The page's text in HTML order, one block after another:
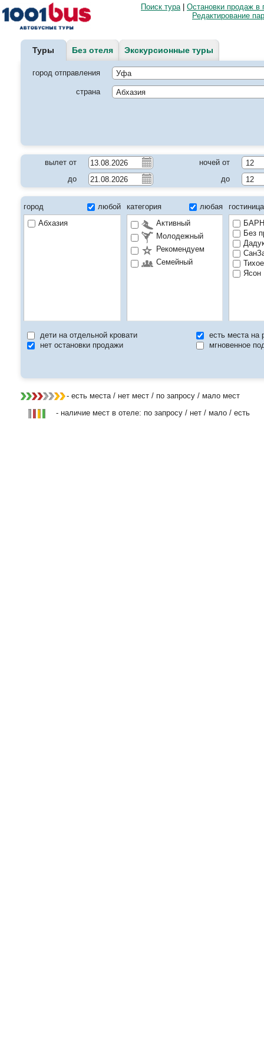
Поиск тура|
Остановки продаж в
Редактирование
Туры Без отеля Экскурсионные туры
город отправления
страна
вылет от
ночей от
до
до
город
любой
Абхазия
категория
любая
Активный
Молодежный
Рекомендуем
Семейный
Без
Ясон
дети на отдельной кровати
есть места на
нет остановки продажи
мгновенное
- есть места / нет мест / по запросу / мало мест
- наличие мест в отеле: по запросу / нет / мало / есть